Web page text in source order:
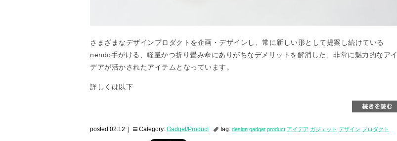
さまざまなデザインプロダクトを企画・デザインし、常に新しい形として提案し続けている
nendo手がける、軽量かつ折り畳み傘にありがちなデメリットを解消した、非常に魅力的なアイ
デアが活かされたアイテムとなっています。
詳しくは以下
posted 02:12 | Category: Gadget/Product tag: design gadget product アイデア ガジェット デザイン プロダクト